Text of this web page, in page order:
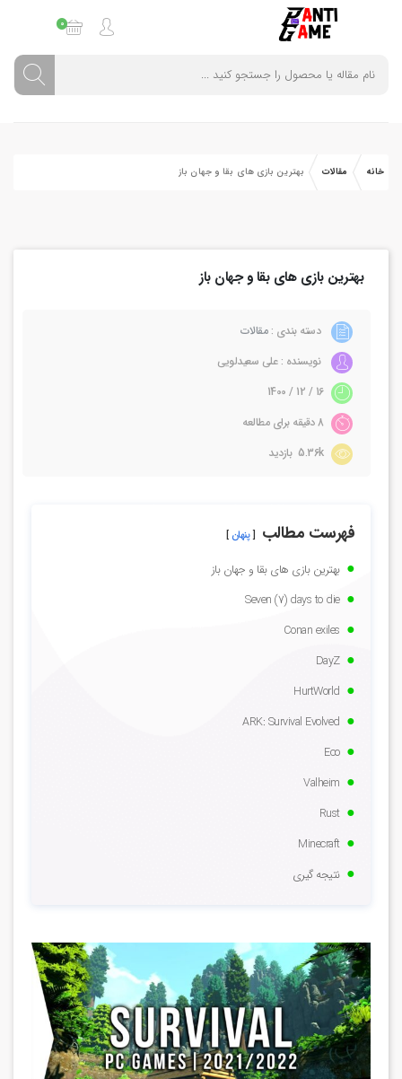
0
خانه مقالات بهترین بازی های بقا و جهان باز
بهترین بازی های بقا و جهان باز
دسته بندی :مقالات
نویسنده : علی سعیدلویی
16 / 12 / 1400
5.36k بازدید
فهرست مطالب پنهان
بهترین بازی های بقا و جهان باز
Seven (7) days to die
Conan exiles
DayZ
HurtWorld
ARK: Survival Evolved
Eco
Valheim
Rust
Minecraft
نتیجه گیری